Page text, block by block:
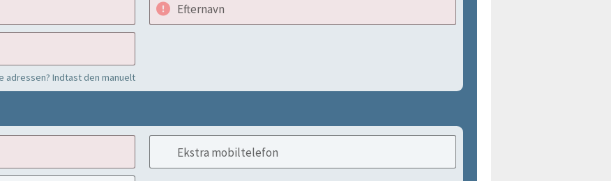
Efternavn
adressen? Indtast den manuelt
Ekstra mobiltelefon